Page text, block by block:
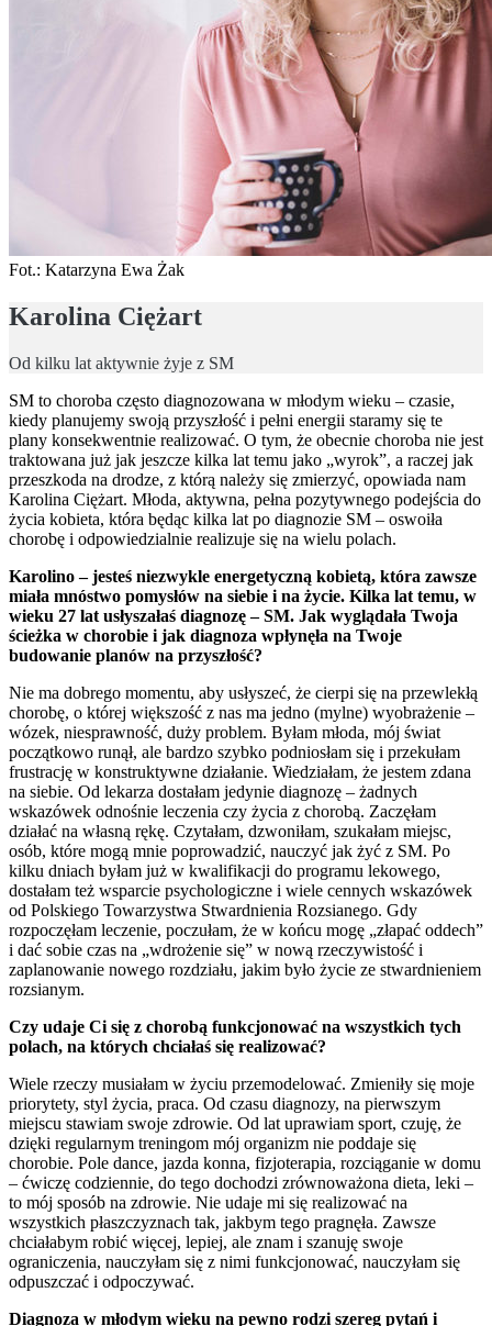
Fot.: Katarzyna Ewa Żak
Karolina Ciężart
Od kilku lat aktywnie żyje z SM
SM to choroba często diagnozowana w młodym wieku – czasie,
kiedy planujemy swoją przyszłość i pełni energii staramy się te
plany konsekwentnie realizować. O tym, że obecnie choroba nie jest
traktowana już jak jeszcze kilka lat temu jako „wyrok”, a raczej jak
przeszkoda na drodze, z którą należy się zmierzyć, opowiada nam
Karolina Ciężart. Młoda, aktywna, pełna pozytywnego podejścia do
życia kobieta, która będąc kilka lat po diagnozie SM – oswoiła
chorobę i odpowiedzialnie realizuje się na wielu polach.
Karolino – jesteś niezwykle energetyczną kobietą, która zawsze
miała mnóstwo pomysłów na siebie i na życie. Kilka lat temu, w
wieku 27 lat usłyszałaś diagnozę – SM. Jak wyglądała Twoja
ścieżka w chorobie i jak diagnoza wpłynęła na Twoje
budowanie planów na przyszłość?
Nie ma dobrego momentu, aby usłyszeć, że cierpi się na przewlekłą
chorobę, o której większość z nas ma jedno (mylne) wyobrażenie –
wózek, niesprawność, duży problem. Byłam młoda, mój świat
początkowo runął, ale bardzo szybko podniosłam się i przekułam
frustrację w konstruktywne działanie. Wiedziałam, że jestem zdana
na siebie. Od lekarza dostałam jedynie diagnozę – żadnych
wskazówek odnośnie leczenia czy życia z chorobą. Zaczęłam
działać na własną rękę. Czytałam, dzwoniłam, szukałam miejsc,
osób, które mogą mnie poprowadzić, nauczyć jak żyć z SM. Po
kilku dniach byłam już w kwalifikacji do programu lekowego,
dostałam też wsparcie psychologiczne i wiele cennych wskazówek
od Polskiego Towarzystwa Stwardnienia Rozsianego. Gdy
rozpoczęłam leczenie, poczułam, że w końcu mogę „złapać oddech”
i dać sobie czas na „wdrożenie się” w nową rzeczywistość i
zaplanowanie nowego rozdziału, jakim było życie ze stwardnieniem
rozsianym.
Czy udaje Ci się z chorobą funkcjonować na wszystkich tych
polach, na których chciałaś się realizować?
Wiele rzeczy musiałam w życiu przemodelować. Zmieniły się moje
priorytety, styl życia, praca. Od czasu diagnozy, na pierwszym
miejscu stawiam swoje zdrowie. Od lat uprawiam sport, czuję, że
dzięki regularnym treningom mój organizm nie poddaje się
chorobie. Pole dance, jazda konna, fizjoterapia, rozciąganie w domu
– ćwiczę codziennie, do tego dochodzi zrównoważona dieta, leki –
to mój sposób na zdrowie. Nie udaje mi się realizować na
wszystkich płaszczyznach tak, jakbym tego pragnęła. Zawsze
chciałabym robić więcej, lepiej, ale znam i szanuję swoje
ograniczenia, nauczyłam się z nimi funkcjonować, nauczyłam się
odpuszczać i odpoczywać.
Diagnoza w młodym wieku na pewno rodzi szereg pytań i